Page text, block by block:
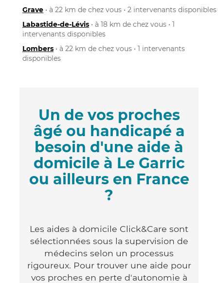
Grave • à 22 km de chez vous • 2 intervenants disponibles
Labastide-de-Lévis • à 18 km de chez vous • 1
intervenants disponibles
Lombers • à 22 km de chez vous • 1 intervenants
disponibles
Un de vos proches
âgé ou handicapé a
besoin d'une aide à
domicile à Le Garric
ou ailleurs en France
?
Les aides à domicile Click&Care sont
sélectionnées sous la supervision de
médecins selon un processus
rigoureux. Pour trouver une aide pour
vos proches en perte d'autonomie à